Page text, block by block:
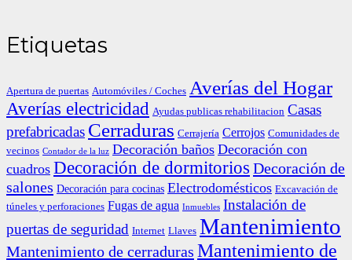
Etiquetas
Apertura de puertas Automóviles / Coches Averías del Hogar
Averías electricidad Ayudas publicas rehabilitacion Casas
prefabricadas Cerraduras Cerrajería Cerrojos Comunidades de
vecinos Contador de la luz Decoración baños Decoración con
cuadros Decoración de dormitorios Decoración de
salones Decoración para cocinas Electrodomésticos Excavación de
túneles y perforaciones Fugas de agua Inmuebles Instalación de
puertas de seguridad Internet Llaves Mantenimiento
Mantenimiento de cerraduras Mantenimiento de